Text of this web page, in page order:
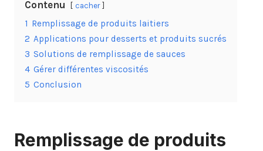
Contenu cacher
1 Remplissage de produits laitiers
2 Applications pour desserts et produits sucrés
3 Solutions de remplissage de sauces
4 Gérer différentes viscosités
5 Conclusion
Remplissage de produits